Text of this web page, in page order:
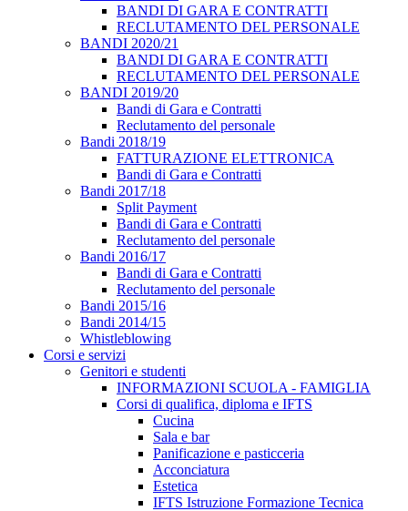
BANDI DI GARA E CONTRATTI
RECLUTAMENTO DEL PERSONALE
BANDI 2020/21
BANDI DI GARA E CONTRATTI
RECLUTAMENTO DEL PERSONALE
BANDI 2019/20
Bandi di Gara e Contratti
Reclutamento del personale
Bandi 2018/19
FATTURAZIONE ELETTRONICA
Bandi di Gara e Contratti
Bandi 2017/18
Split Payment
Bandi di Gara e Contratti
Reclutamento del personale
Bandi 2016/17
Bandi di Gara e Contratti
Reclutamento del personale
Bandi 2015/16
Bandi 2014/15
Whistleblowing
Corsi e servizi
Genitori e studenti
INFORMAZIONI SCUOLA - FAMIGLIA
Corsi di qualifica, diploma e IFTS
Cucina
Sala e bar
Panificazione e pasticceria
Acconciatura
Estetica
IFTS Istruzione Formazione Tecnica